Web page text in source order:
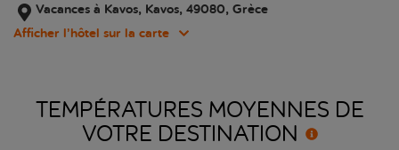
Vacances à Kavos, Kavos, 49080, Grèce
Afficher l’hôtel sur la carte
TEMPÉRATURES MOYENNES DE
VOTRE DESTINATION